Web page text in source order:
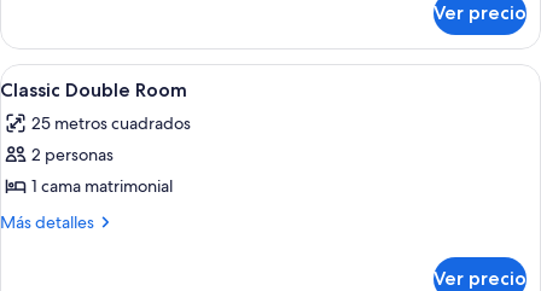
With
Sea
View
Room
With
Sea
Ver precio
Abrir
todas
las
fotos
de
Classic
Un dormitorio con una cama
1
Classic Double Room
25 metros cuadrados
2 personas
1 cama matrimonial
Más detalles
Más
Ver precio